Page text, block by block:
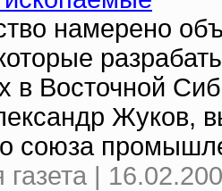
намерено
в Восточной
Жуков,
союза
газета |